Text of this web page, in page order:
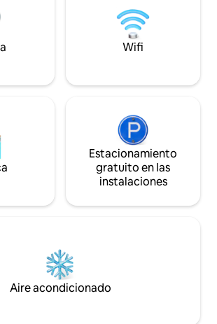
.
GRATUITO frente
de pantalla plana
Bluetooth Music
Wifi
Estacionamiento
gratuito en las
instalaciones
Aire acondicionado